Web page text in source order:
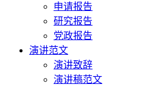
申请报告
研究报告
党政报告
演讲范文
演讲致辞
演讲稿范文